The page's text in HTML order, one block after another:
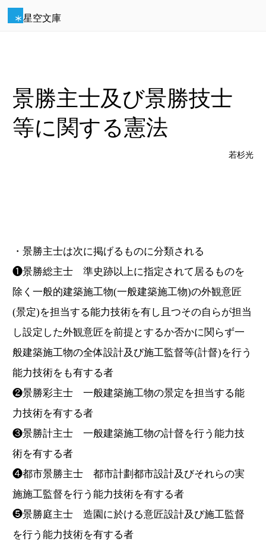
星空文庫
景勝主士及び景勝技士
等に関する憲法
若杉光
・景勝主士は次に掲げるものに分類される
❶景勝総主士 準史跡以上に指定されて居るものを
除く一般的建築施工物(一般建築施工物)の外観意匠
(景定)を担当する能力技術を有し且つその自らが担当
し設定した外観意匠を前提とするか否かに関らず一
般建築施工物の全体設計及び施工監督等(計督)を行う
能力技術をも有する者
❷景勝彩主士 一般建築施工物の景定を担当する能
力技術を有する者
❸景勝計主士 一般建築施工物の計督を行う能力技
術を有する者
❹都市景勝主士 都市計劃都市設計及びそれらの実
施施工監督を行う能力技術を有する者
❺景勝庭主士 造園に於ける意匠設計及び施工監督
を行う能力技術を有する者